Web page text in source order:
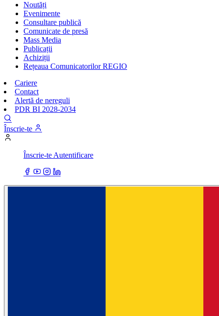
Noutăți
Evenimente
Consultare publică
Comunicate de presă
Mass Media
Publicații
Achiziții
Rețeaua Comunicatorilor REGIO
Cariere
Contact
Alertă de nereguli
PDR BI 2028-2034
Înscrie-te
Înscrie-te Autentificare